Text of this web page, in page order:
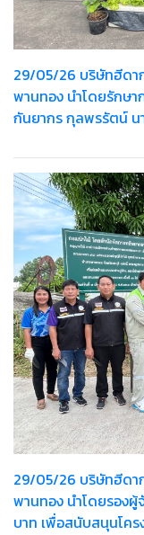
29/05/26 บริษัทฮีดาก
พานทอง นำโดยรักษา
กันยากร กุลพรรัตน์ น
29/05/26 บริษัทฮีดาก
พานทอง นำโดยรองผู้
บาท เพื่อสนับสนุนโค